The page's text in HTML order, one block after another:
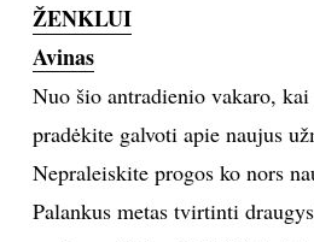
RECEPTAI
VAIKAI
NELAIMĖS
ŽENKLUI
Avinas
Nuo šio antradienio vakaro, kai
pradėkite galvoti apie naujus
Nepraleiskite progos ko nors
Palankus metas tvirtinti